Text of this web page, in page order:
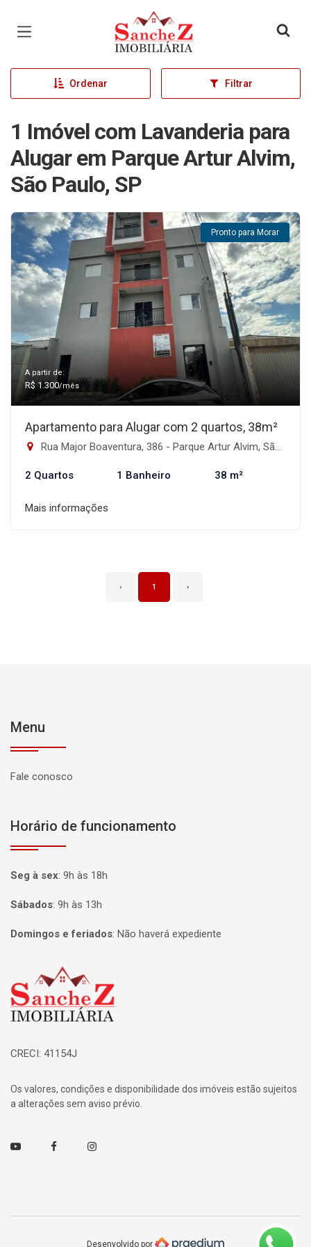
Página inicial
Ordenar Filtrar
1 Imóvel com Lavanderia para
Alugar em Parque Artur Alvim,
São Paulo, SP
Pronto para Morar
A partir de:
R$ 1.300/mês
Apartamento para Alugar com 2 quartos, 38m²
Rua Major Boaventura, 386 - Parque Artur Alvim, São Paulo-SP
2 Quartos 1 Banheiro 38 m²
Mais informações
‹ 1 ›
Menu
Fale conosco
Horário de funcionamento
Seg à sex: 9h às 18h
Sábados: 9h às 13h
Domingos e feriados: Não haverá expediente
Página inicial
CRECI: 41154J
Os valores, condições e disponibilidade dos imóveis estão sujeitos
a alterações sem aviso prévio.
Youtube FacebookInstagram
Desenvolvido por